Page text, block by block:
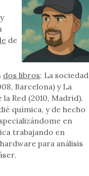
de
dos libros: La sociedad
Barcelona) y La
Red (2010, Madrid).
química, y de hecho
en
trabajando en
para análisis